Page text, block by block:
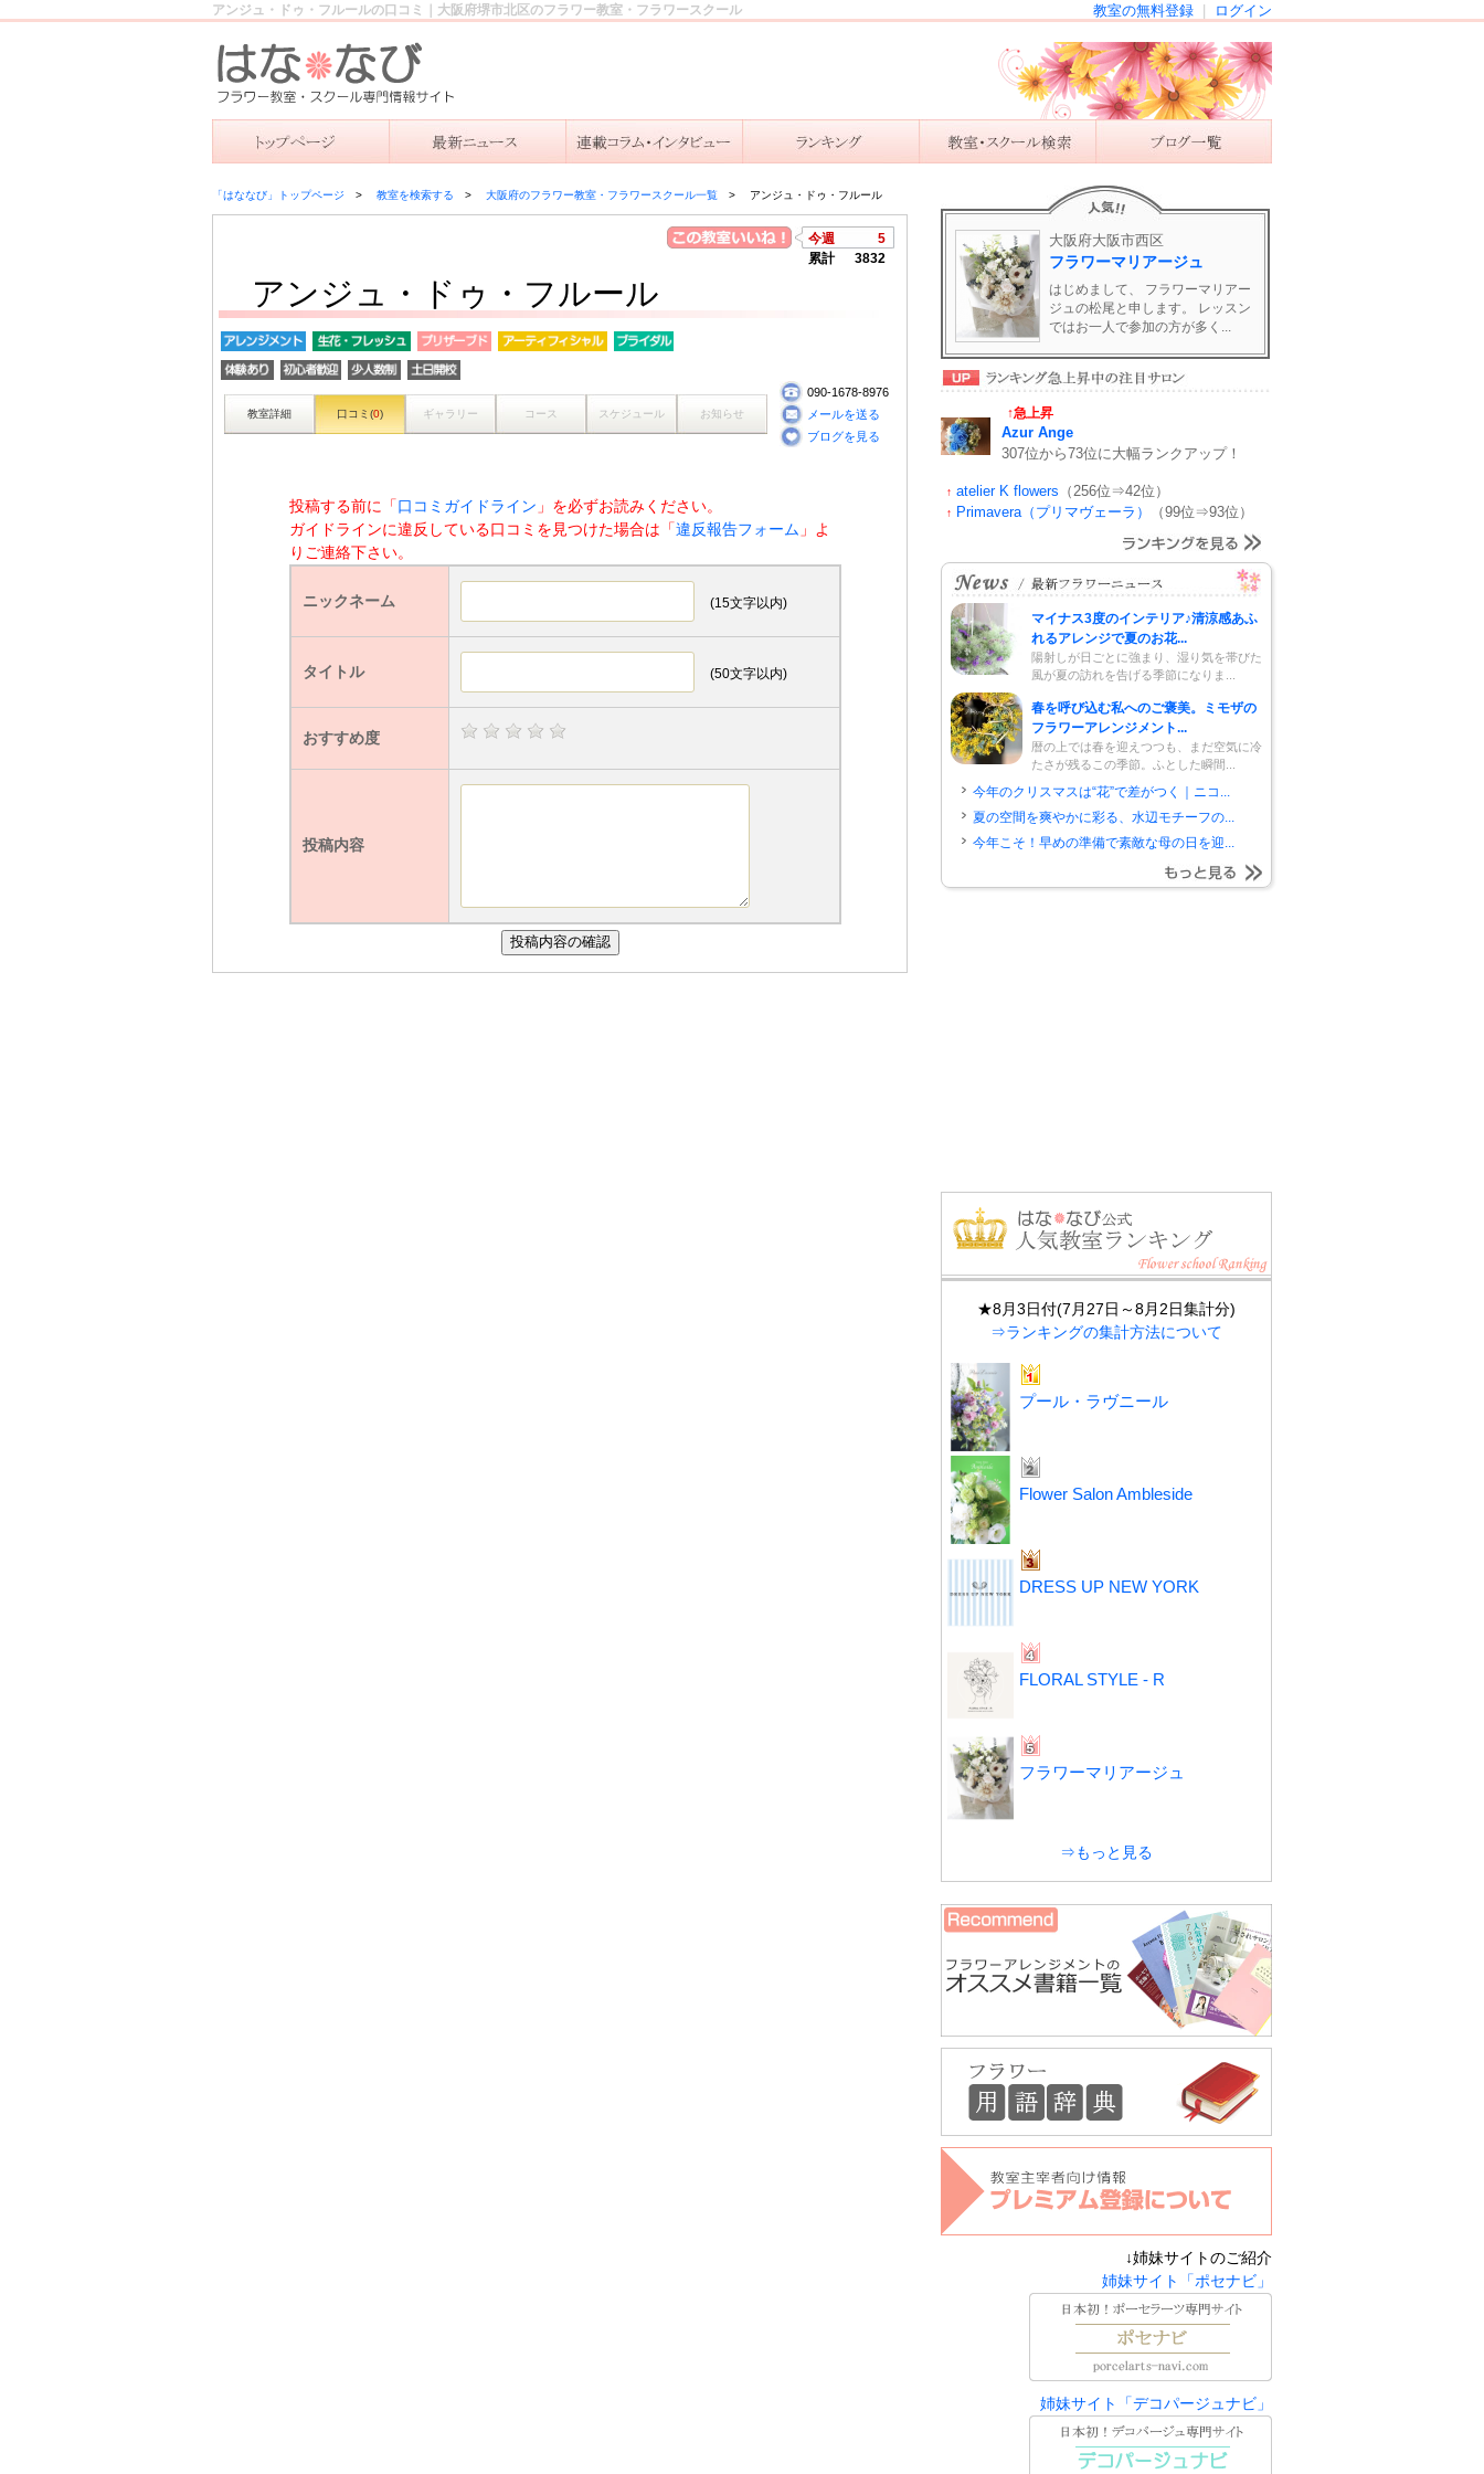
アンジュ・ドゥ・フルールの口コミ｜大阪府堺市北区のフラワー教室・フラワースクール ログイン
教室の無料登録
「はななび」トップページ 教室を検索する 大阪府のフラワー教室・フラワースクール一覧 アンジュ・ドゥ・フルール
今週
5
累計
3832
アンジュ・ドゥ・フルール
教室詳細 口コミ(0) ギャラリー コース スケジュール お知らせ
090-1678-8976
メールを送る
ブログを見る
投稿する前に「口コミガイドライン 」を必ずお読みください。
ガイドラインに違反している口コミを見つけた場合は「違反報告フォーム 」よ
りご連絡下さい。
ニックネーム (15文字以内)
タイトル (50文字以内)
おすすめ度
投稿内容
大阪府大阪市西区
フラワーマリアージュ
はじめまして、 フラワーマリアー
ジュの松尾と申します。 レッスン
ではお一人で参加の方が多く...
↑急上昇
Azur Ange
307位から73位に大幅ランクアップ！
↑ atelier K flowers （256位⇒42位）
↑ Primavera（プリマヴェーラ） （99位⇒93位）
マイナス3度のインテリア♪清涼感あふ
れるアレンジで夏のお花...
陽射しが日ごとに強まり、湿り気を帯びた
風が夏の訪れを告げる季節になりま...
春を呼び込む私へのご褒美。ミモザの
フラワーアレンジメント...
暦の上では春を迎えつつも、まだ空気に冷
たさが残るこの季節。ふとした瞬間...
今年のクリスマスは“花”で差がつく｜ニコ...
夏の空間を爽やかに彩る、水辺モチーフの...
今年こそ！早めの準備で素敵な母の日を迎...
★8月3日付(7月27日～8月2日集計分)
⇒ランキングの集計方法について
プール・ラヴニール
Flower Salon Ambleside
DRESS UP NEW YORK
FLORAL STYLE - R
フラワーマリアージュ
⇒もっと見る
↓姉妹サイトのご紹介
姉妹サイト「ポセナビ」
姉妹サイト「デコパージュナビ」